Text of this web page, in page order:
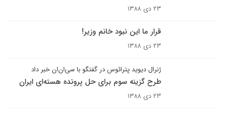
۲۳ دی ۱۳۸۸
قرار ما این نبود خانم وزیر!
۲۳ دی ۱۳۸۸
ژنرال ديويد پترائوس در گفتگو با سى‌ان‌ان خبر داد
طرح گزينه سوم براى حل پرونده هسته‌اى ايران
۲۳ دی ۱۳۸۸